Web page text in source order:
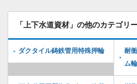
「上下水道資材」の他のカテゴリ
ダクタイル鋳鉄管用特殊押輪
耐
ム